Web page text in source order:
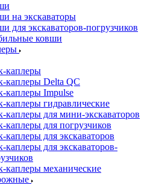
на экскаваторы
для экскаваторов-погрузчиков
ковши
каплеры
каплеры Delta QC
каплеры Impulse
каплеры гидравлические
каплеры для мини-экскаваторов
каплеры для погрузчиков
каплеры для экскаваторов
каплеры для экскаваторов-
каплеры механические